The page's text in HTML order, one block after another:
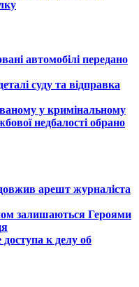
автомобілі передано
суду та відправка
у кримінальному
недбалості обрано
арешт журналіста
залишаються Героями
к делу об